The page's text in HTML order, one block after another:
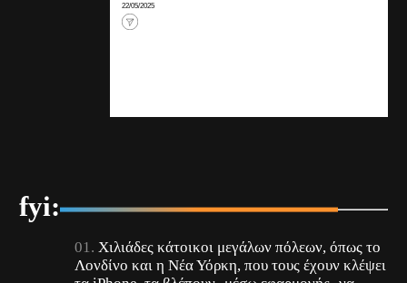
22/05/2025
fyi:
Χιλιάδες κάτοικοι μεγάλων πόλεων, όπως το
Λονδίνο και η Νέα Υόρκη, που τους έχουν κλέψει